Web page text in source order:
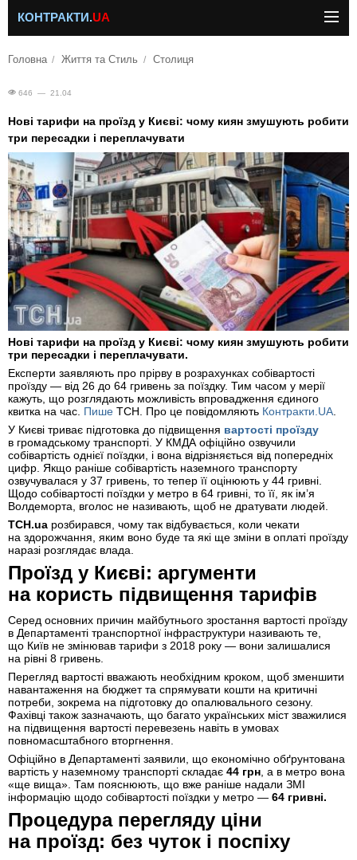
КОНТРАКТИ.UA
Головна Життя та Стиль Столиця
646 — 21.04
Нові тарифи на проїзд у Києві: чому киян змушують робити
три пересадки і переплачувати
Нові тарифи на проїзд у Києві: чому киян змушують робити
три пересадки і переплачувати.
Експерти заявляють про прірву в розрахунках собівартості
проїзду — від 26 до 64 гривень за поїздку. Тим часом у мерії
кажуть, що розглядають можливість впровадження єдиного
квитка на час. Пише ТСН. Про це повідомляють Контракти.UA.
У Києві триває підготовка до підвищення вартості проїзду
в громадському транспорті. У КМДА офіційно озвучили
собівартість однієї поїздки, і вона відрізняється від попередніх
цифр. Якщо раніше собівартість наземного транспорту
озвучувалася у 37 гривень, то тепер її оцінюють у 44 гривні.
Щодо собівартості поїздки у метро в 64 гривні, то її, як ім’я
Волдеморта, вголос не називають, щоб не дратувати людей.
ТСН.ua розбирався, чому так відбувається, коли чекати
на здорожчання, яким воно буде та які ще зміни в оплаті проїзду
наразі розглядає влада.
Проїзд у Києві: аргументи
на користь підвищення тарифів
Серед основних причин майбутнього зростання вартості проїзду
в Департаменті транспортної інфраструктури називають те,
що Київ не змінював тарифи з 2018 року — вони залишалися
на рівні 8 гривень.
Перегляд вартості вважають необхідним кроком, щоб зменшити
навантаження на бюджет та спрямувати кошти на критичні
потреби, зокрема на підготовку до опалювального сезону.
Фахівці також зазначають, що багато українських міст зважилися
на підвищення вартості перевезень навіть в умовах
повномасштабного вторгнення.
Офіційно в Департаменті заявили, що економічно обґрунтована
вартість у наземному транспорті складає 44 грн, а в метро вона
«ще вища». Там пояснюють, що вже раніше надали ЗМІ
інформацію щодо собівартості поїздки у метро — 64 гривні.
Процедура перегляду ціни
на проїзд: без чуток і поспіху